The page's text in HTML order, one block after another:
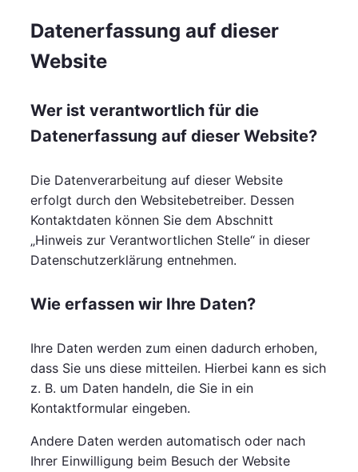
Datenerfassung auf dieser
Website
Wer ist verantwortlich für die
Datenerfassung auf dieser Website?
Die Datenverarbeitung auf dieser Website
erfolgt durch den Websitebetreiber. Dessen
Kontaktdaten können Sie dem Abschnitt
„Hinweis zur Verantwortlichen Stelle“ in dieser
Datenschutzerklärung entnehmen.
Wie erfassen wir Ihre Daten?
Ihre Daten werden zum einen dadurch erhoben,
dass Sie uns diese mitteilen. Hierbei kann es sich
z. B. um Daten handeln, die Sie in ein
Kontaktformular eingeben.
Andere Daten werden automatisch oder nach
Ihrer Einwilligung beim Besuch der Website